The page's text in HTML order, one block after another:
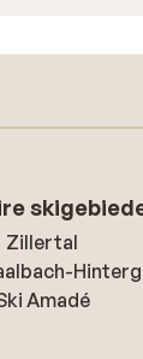
Zillertal
Amadé